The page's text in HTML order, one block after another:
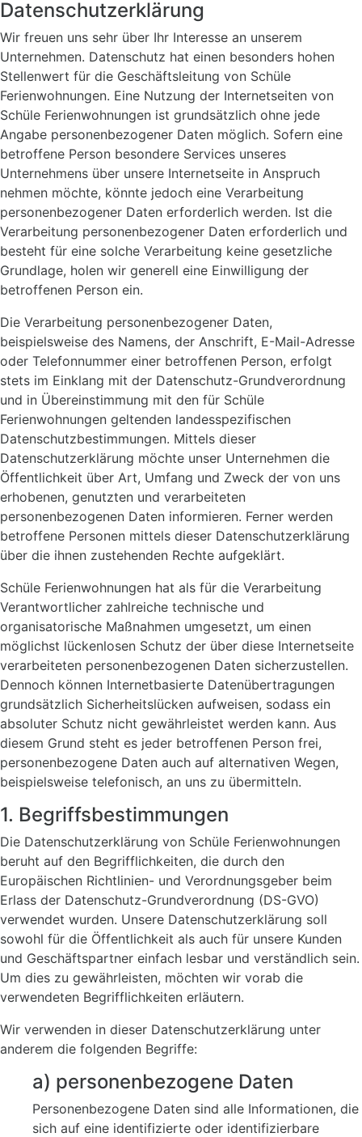
Datenschutzerklärung
Wir freuen uns sehr über Ihr Interesse an unserem
Unternehmen. Datenschutz hat einen besonders hohen
Stellenwert für die Geschäftsleitung von Schüle
Ferienwohnungen. Eine Nutzung der Internetseiten von
Schüle Ferienwohnungen ist grundsätzlich ohne jede
Angabe personenbezogener Daten möglich. Sofern eine
betroffene Person besondere Services unseres
Unternehmens über unsere Internetseite in Anspruch
nehmen möchte, könnte jedoch eine Verarbeitung
personenbezogener Daten erforderlich werden. Ist die
Verarbeitung personenbezogener Daten erforderlich und
besteht für eine solche Verarbeitung keine gesetzliche
Grundlage, holen wir generell eine Einwilligung der
betroffenen Person ein.
Die Verarbeitung personenbezogener Daten,
beispielsweise des Namens, der Anschrift, E-Mail-Adresse
oder Telefonnummer einer betroffenen Person, erfolgt
stets im Einklang mit der Datenschutz-Grundverordnung
und in Übereinstimmung mit den für Schüle
Ferienwohnungen geltenden landesspezifischen
Datenschutzbestimmungen. Mittels dieser
Datenschutzerklärung möchte unser Unternehmen die
Öffentlichkeit über Art, Umfang und Zweck der von uns
erhobenen, genutzten und verarbeiteten
personenbezogenen Daten informieren. Ferner werden
betroffene Personen mittels dieser Datenschutzerklärung
über die ihnen zustehenden Rechte aufgeklärt.
Schüle Ferienwohnungen hat als für die Verarbeitung
Verantwortlicher zahlreiche technische und
organisatorische Maßnahmen umgesetzt, um einen
möglichst lückenlosen Schutz der über diese Internetseite
verarbeiteten personenbezogenen Daten sicherzustellen.
Dennoch können Internetbasierte Datenübertragungen
grundsätzlich Sicherheitslücken aufweisen, sodass ein
absoluter Schutz nicht gewährleistet werden kann. Aus
diesem Grund steht es jeder betroffenen Person frei,
personenbezogene Daten auch auf alternativen Wegen,
beispielsweise telefonisch, an uns zu übermitteln.
1. Begriffsbestimmungen
Die Datenschutzerklärung von Schüle Ferienwohnungen
beruht auf den Begrifflichkeiten, die durch den
Europäischen Richtlinien- und Verordnungsgeber beim
Erlass der Datenschutz-Grundverordnung (DS-GVO)
verwendet wurden. Unsere Datenschutzerklärung soll
sowohl für die Öffentlichkeit als auch für unsere Kunden
und Geschäftspartner einfach lesbar und verständlich sein.
Um dies zu gewährleisten, möchten wir vorab die
verwendeten Begrifflichkeiten erläutern.
Wir verwenden in dieser Datenschutzerklärung unter
anderem die folgenden Begriffe:
a) personenbezogene Daten
Personenbezogene Daten sind alle Informationen, die
sich auf eine identifizierte oder identifizierbare